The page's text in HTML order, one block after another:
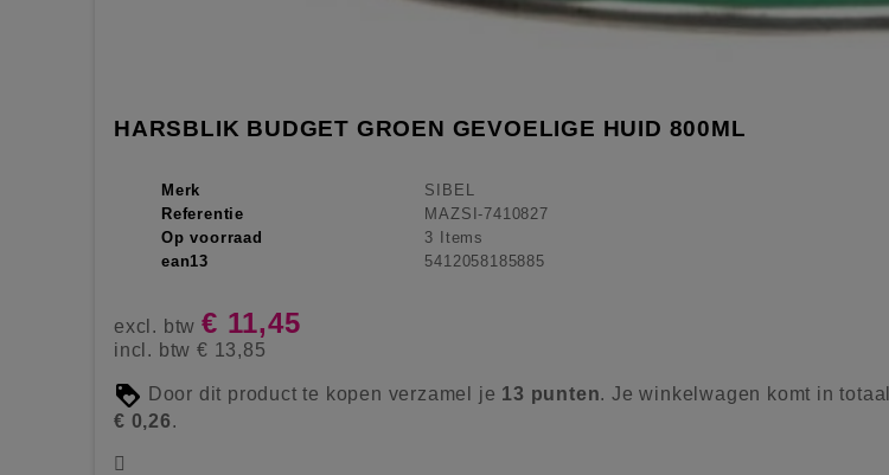
HARSBLIK BUDGET GROEN GEVOELIGE HUID 800ML
Merk
SIBEL
Referentie
MAZSI-7410827
Op voorraad
3 Items
ean13
5412058185885
excl. btw € 11,45
incl. btw € 13,85
Door dit product te kopen verzamel je 13 punten. Je winkelwagen komt in totaal
€ 0,26.
